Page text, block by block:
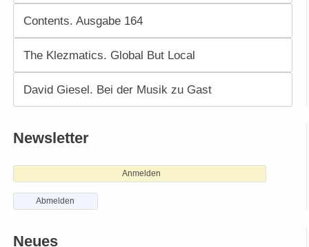
Contents. Ausgabe 164
The Klezmatics. Global But Local
David Giesel. Bei der Musik zu Gast
Newsletter
Anmelden
Abmelden
Neues